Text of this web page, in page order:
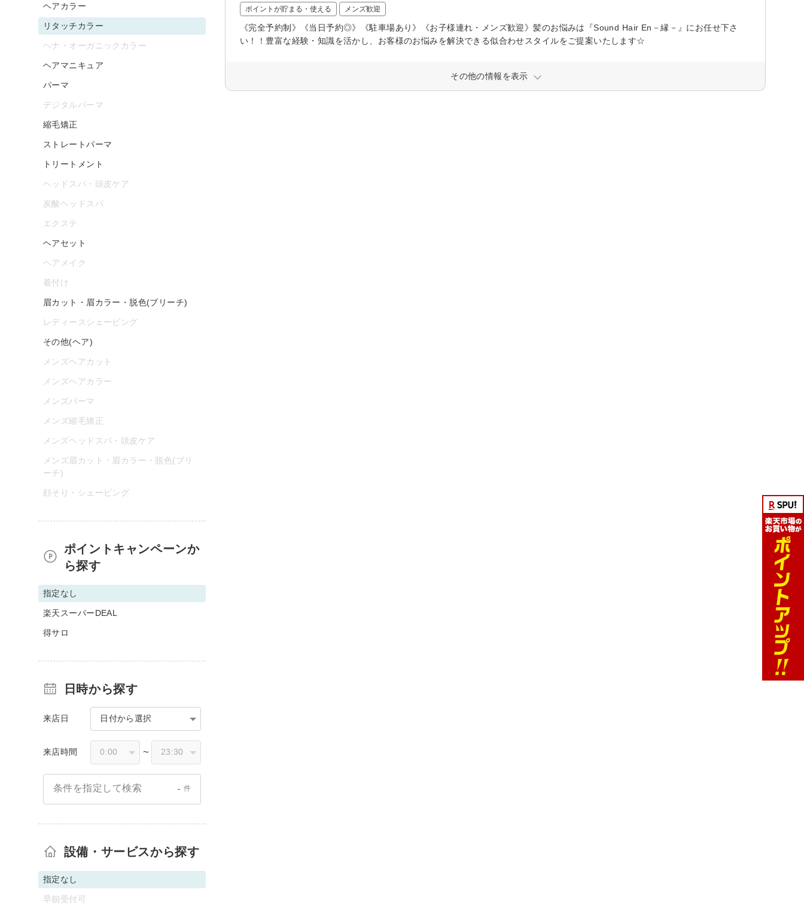
ポイントが貯まる・使える メンズ歓迎
《完全予約制》《当日予約◎》《駐車場あり》《お子様連れ・メンズ歓迎》髪のお悩みは『Sound Hair En－縁－』にお任せ下さ
い！！豊富な経験・知識を活かし、お客様のお悩みを解決できる似合わせスタイルをご提案いたします☆
その他の情報を表示
ヘアカラー
リタッチカラー
ヘナ・オーガニックカラー
ヘアマニキュア
パーマ
デジタルパーマ
縮毛矯正
ストレートパーマ
トリートメント
ヘッドスパ・頭皮ケア
炭酸ヘッドスパ
エクステ
ヘアセット
ヘアメイク
着付け
眉カット・眉カラー・脱色(ブリーチ)
レディースシェービング
その他(ヘア)
メンズヘアカット
メンズヘアカラー
メンズパーマ
メンズ縮毛矯正
メンズヘッドスパ・頭皮ケア
メンズ眉カット・眉カラー・脱色(ブリ
ーチ)
顔そり・シェービング
ポイントキャンペーンか
ら探す
指定なし
楽天スーパーDEAL
得サロ
日時から探す
来店日 日付から選択
来店時間 〜
条件を指定して検索 - 件
設備・サービスから探す
指定なし
早朝受付可